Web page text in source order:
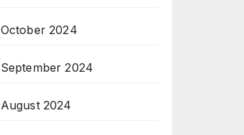
October 2024
September 2024
August 2024